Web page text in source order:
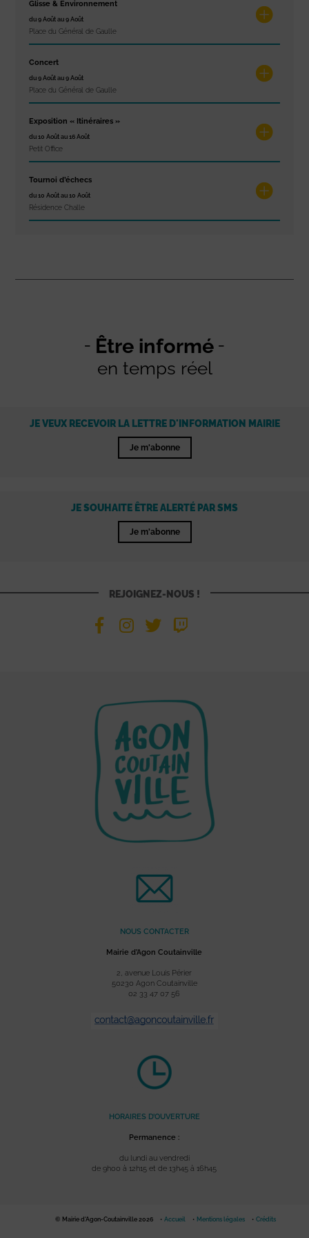
Glisse & Environnement
du 9 Août au 9 Août
Place du Général de Gaulle
Concert
du 9 Août au 9 Août
Place du Général de Gaulle
Exposition « Itinéraires »
du 10 Août au 16 Août
Petit Office
Tournoi d’échecs
du 10 Août au 10 Août
Résidence Challe
Être informé
en temps réel
JE VEUX RECEVOIR LA LETTRE D'INFORMATION MAIRIE
Je m'abonne
JE SOUHAITE ÊTRE ALERTÉ PAR SMS
Je m'abonne
REJOIGNEZ-NOUS !
NOUS CONTACTER
Mairie d’Agon Coutainville
2, avenue Louis Périer
50230 Agon Coutainville
02 33 47 07 56
HORAIRES D’OUVERTURE
Permanence :
du lundi au vendredi
de 9h00 à 12h15 et de 13h45 à 16h45
© Mairie d'Agon-Coutainville 2026 Accueil Mentions légales Crédits